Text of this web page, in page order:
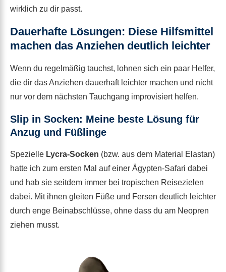
wirklich zu dir passt.
Dauerhafte Lösungen: Diese Hilfsmittel
machen das Anziehen deutlich leichter
Wenn du regelmäßig tauchst, lohnen sich ein paar Helfer,
die dir das Anziehen dauerhaft leichter machen und nicht
nur vor dem nächsten Tauchgang improvisiert helfen.
Slip in Socken: Meine beste Lösung für
Anzug und Füßlinge
Spezielle Lycra-Socken (bzw. aus dem Material Elastan)
hatte ich zum ersten Mal auf einer Ägypten-Safari dabei
und hab sie seitdem immer bei tropischen Reisezielen
dabei. Mit ihnen gleiten Füße und Fersen deutlich leichter
durch enge Beinabschlüsse, ohne dass du am Neopren
ziehen musst.